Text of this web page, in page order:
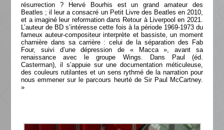
résurrection ? Hervé Bourhis est un grand amateur des
Beatles ; il leur a consacré un Petit Livre des Beatles en 2010,
et a imaginé leur reformation dans Retour à Liverpool en 2021.
L’auteur de BD s’intéresse cette fois à la période 1969-1973 du
fameux auteur-compositeur interprète et bassiste, un moment
charnière dans sa carrière : celui de la séparation des Fab
Four, suivi d’une dépression de « Macca », avant sa
renaissance avec le groupe Wings. Dans Paul (éd.
Casterman), il s’appuie sur une documentation méticuleuse,
des couleurs rutilantes et un sens rythmé de la narration pour
nous emmener sur le parcours heurté de Sir Paul McCartney.
»